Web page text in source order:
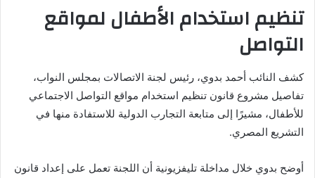
تنظيم استخدام الأطفال لمواقع
التواصل
كشف النائب أحمد بدوي، رئيس لجنة الاتصالات بمجلس النواب،
تفاصيل مشروع قانون تنظيم استخدام مواقع التواصل الاجتماعي
للأطفال، مشيرًا إلى متابعة التجارب الدولية للاستفادة منها في
التشريع المصري.
أوضح بدوي خلال مداخلة تليفزيونية أن اللجنة تعمل على إعداد قانون